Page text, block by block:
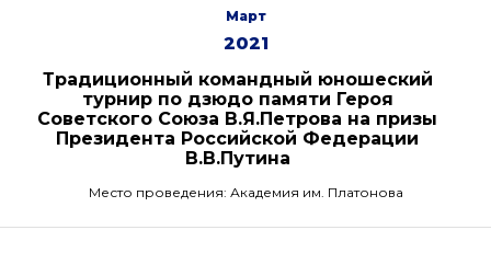
Март
2021
Традиционный командный юношеский
турнир по дзюдо памяти Героя
Советского Союза В.Я.Петрова на призы
Президента Российской Федерации
В.В.Путина
Место проведения: Академия им. Платонова